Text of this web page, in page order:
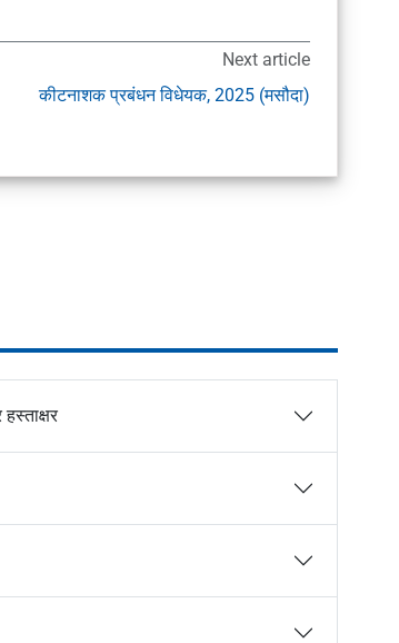
Next article
कीटनाशक प्रबंधन विधेयक, 2025 (मसौदा)